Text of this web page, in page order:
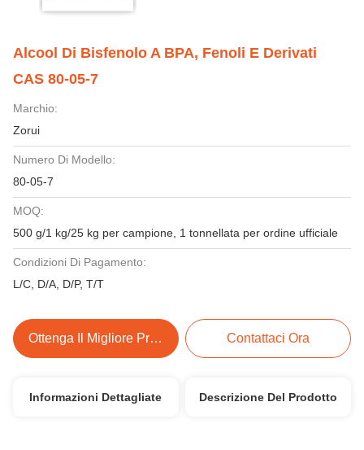
Alcool Di Bisfenolo A BPA, Fenoli E Derivati
CAS 80-05-7
Marchio:
Zorui
Numero Di Modello:
80-05-7
MOQ:
500 g/1 kg/25 kg per campione, 1 tonnellata per ordine ufficiale
Condizioni Di Pagamento:
L/C, D/A, D/P, T/T
Ottenga Il Migliore Prezzo Contattaci Ora
Informazioni Dettagliate Descrizione Del Prodotto